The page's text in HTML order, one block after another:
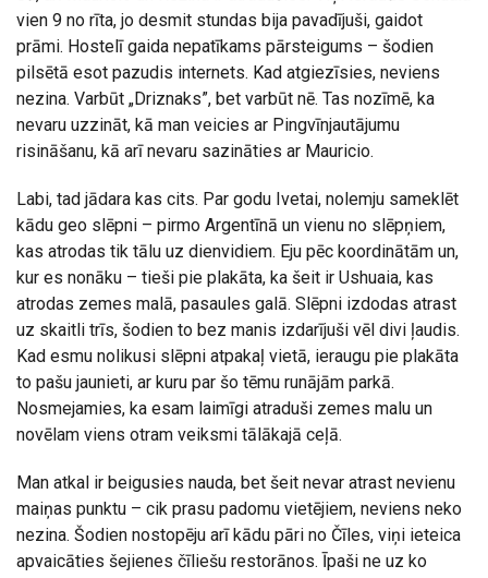
vien 9 no rīta, jo desmit stundas bija pavadījuši, gaidot
prāmi. Hostelī gaida nepatīkams pārsteigums – šodien
pilsētā esot pazudis internets. Kad atgiezīsies, neviens
nezina. Varbūt „Driznaks”, bet varbūt nē. Tas nozīmē, ka
nevaru uzzināt, kā man veicies ar Pingvīnjautājumu
risināšanu, kā arī nevaru sazināties ar Mauricio.
Labi, tad jādara kas cits. Par godu Ivetai, nolemju sameklēt
kādu geo slēpni – pirmo Argentīnā un vienu no slēpņiem,
kas atrodas tik tālu uz dienvidiem. Eju pēc koordinātām un,
kur es nonāku – tieši pie plakāta, ka šeit ir Ushuaia, kas
atrodas zemes malā, pasaules galā. Slēpni izdodas atrast
uz skaitli trīs, šodien to bez manis izdarījuši vēl divi ļaudis.
Kad esmu nolikusi slēpni atpakaļ vietā, ieraugu pie plakāta
to pašu jaunieti, ar kuru par šo tēmu runājām parkā.
Nosmejamies, ka esam laimīgi atraduši zemes malu un
novēlam viens otram veiksmi tālākajā ceļā.
Man atkal ir beigusies nauda, bet šeit nevar atrast nevienu
maiņas punktu – cik prasu padomu vietējiem, neviens neko
nezina. Šodien nostopēju arī kādu pāri no Čīles, viņi ieteica
apvaicāties šejienes čīliešu restorānos. Īpaši ne uz ko